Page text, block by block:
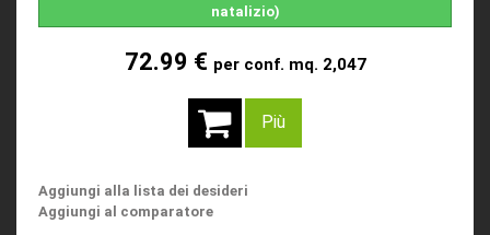
natalizio)
72.99 € per conf. mq. 2,047
Più
Aggiungi alla lista dei desideri
Aggiungi al comparatore